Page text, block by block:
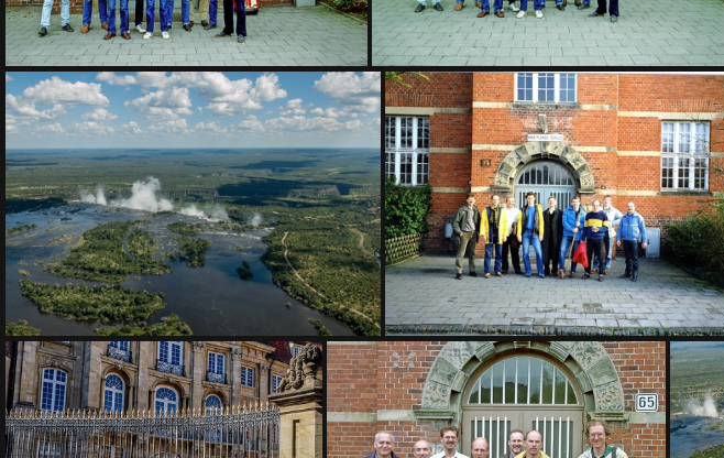
(34495) 3720 (33361) 3721
(26173) DSC 0438 (25396) 8292